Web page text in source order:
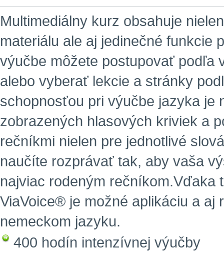
Multimediálny kurz obsahuje
materiálu ale aj jedinečné funkcie
výučbe môžete postupovať podľa
alebo vyberať lekcie a stránky
schopnosťou pri výučbe jazyka je
zobrazených hlasových kriviek a
rečníkmi nielen pre jednotlivé
naučíte rozprávať tak, aby vaša
najviac rodeným rečníkom.Vďaka
ViaVoice® je možné aplikáciu a
nemeckom jazyku.
400 hodín intenzívnej výučby